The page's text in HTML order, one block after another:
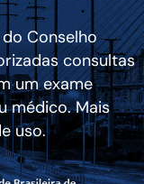
Conselho
consultas
um exame
médico. Mais
uso.